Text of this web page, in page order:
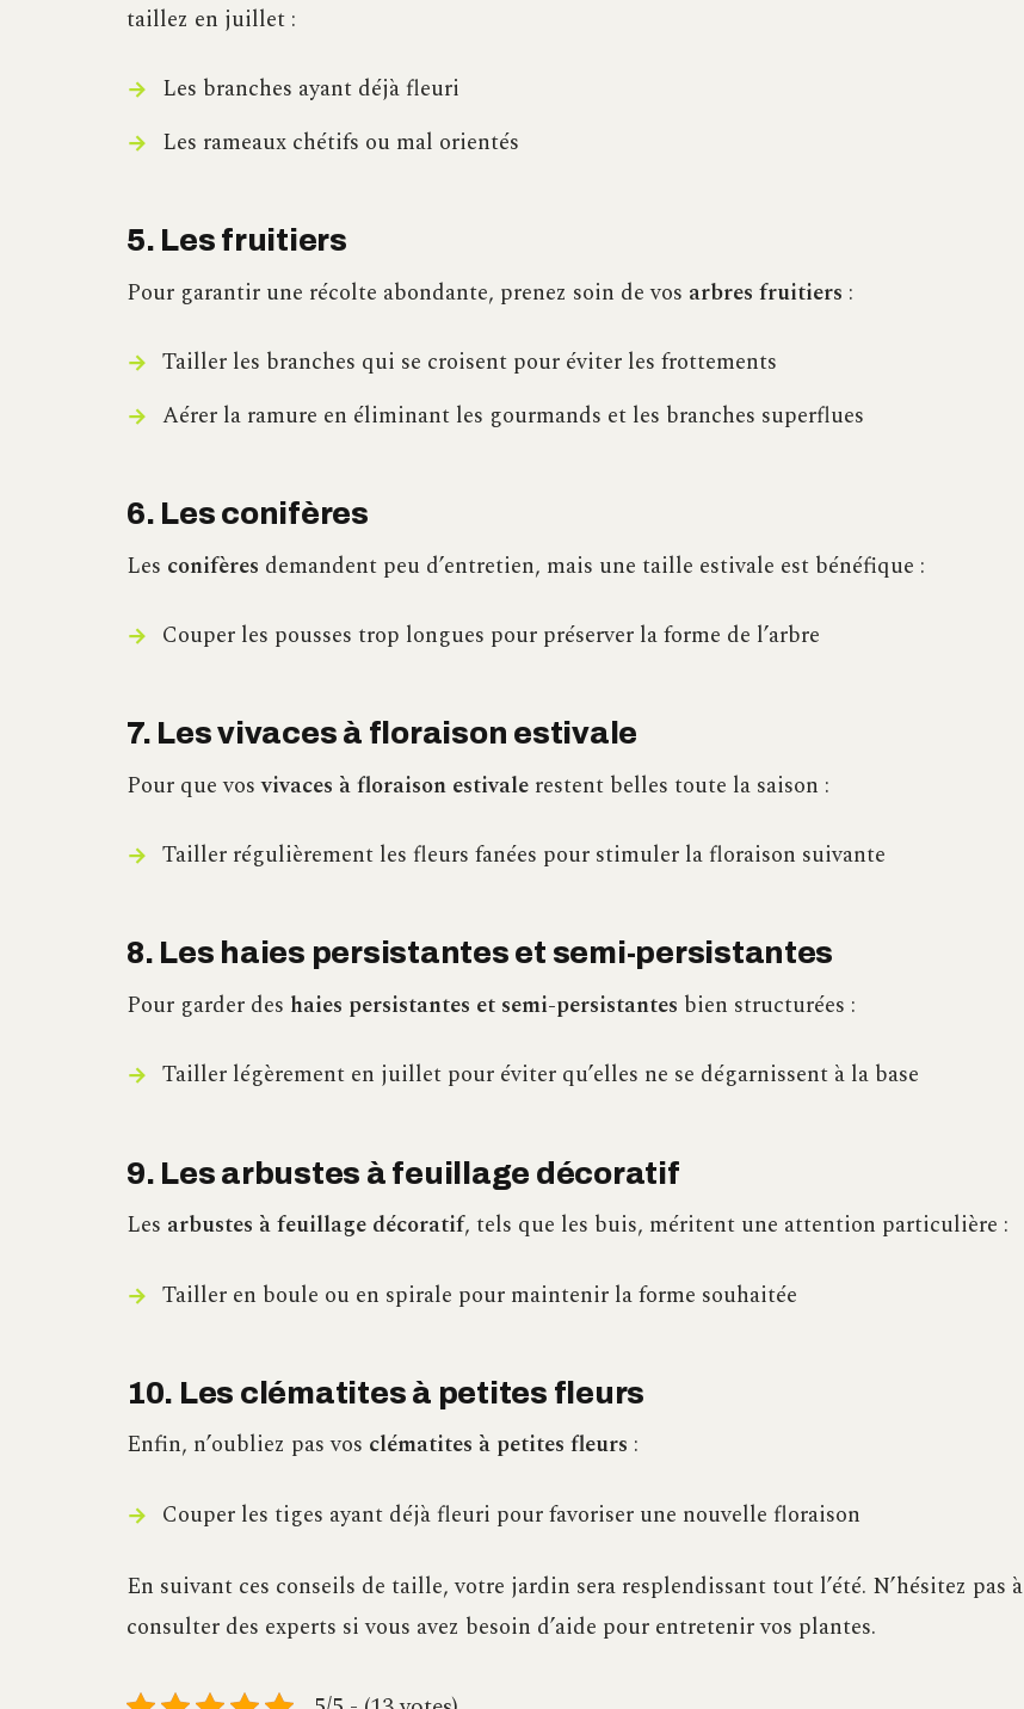
taillez en juillet :
Les branches ayant déjà fleuri
Les rameaux chétifs ou mal orientés
5. Les fruitiers
Pour garantir une récolte abondante, prenez soin de vos arbres fruitiers :
Tailler les branches qui se croisent pour éviter les frottements
Aérer la ramure en éliminant les gourmands et les branches superflues
6. Les conifères
Les conifères demandent peu d’entretien, mais une taille estivale est bénéfique :
Couper les pousses trop longues pour préserver la forme de l’arbre
7. Les vivaces à floraison estivale
Pour que vosvivaces à floraison estivale restent belles toute la saison :
Tailler régulièrement les fleurs fanées pour stimuler la floraison suivante
8. Les haies persistantes et semi-persistantes
Pour garder des haies persistantes et semi-persistantes bien structurées :
Tailler légèrement en juillet pour éviter qu’elles ne se dégarnissent à la base
9. Les arbustes à feuillage décoratif
Les arbustes à feuillage décoratif, tels que les buis, méritent une attention particulière :
Tailler en boule ou en spirale pour maintenir la forme souhaitée
10. Les clématites à petites fleurs
Enfin, n’oubliez pas vos clématites à petites fleurs :
Couper les tiges ayant déjà fleuri pour favoriser une nouvelle floraison
En suivant ces conseils de taille, votre jardin sera resplendissant tout l’été. N’hésitez pas à
consulter des experts si vous avez besoin d’aide pour entretenir vos plantes.